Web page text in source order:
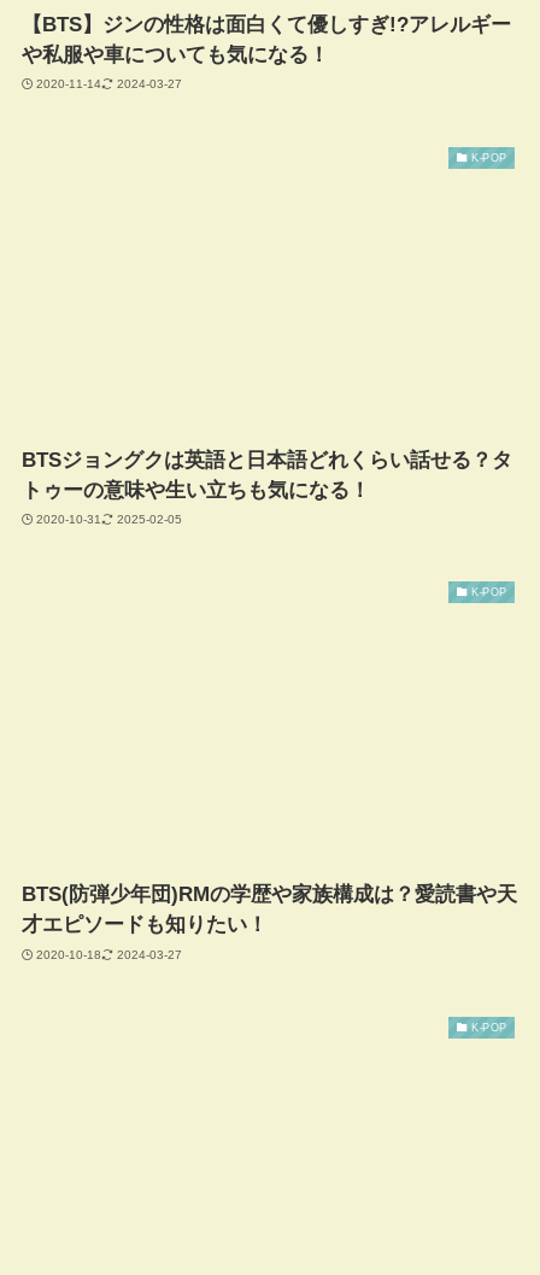
【BTS】ジンの性格は面白くて優しすぎ!?アレルギー
や私服や車についても気になる！
2020-11-14 2024-03-27
K-POP
BTSジョングクは英語と日本語どれくらい話せる？タ
トゥーの意味や生い立ちも気になる！
2020-10-31 2025-02-05
K-POP
BTS(防弾少年団)RMの学歴や家族構成は？愛読書や天
才エピソードも知りたい！
2020-10-18 2024-03-27
K-POP